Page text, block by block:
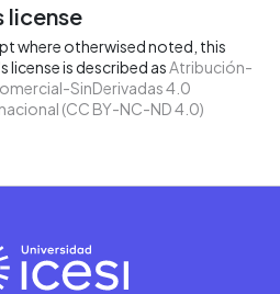
license
where otherwised noted, this
license is described asAtribución-
SinDerivadas 4.0
(CC BY-NC-ND 4.0)